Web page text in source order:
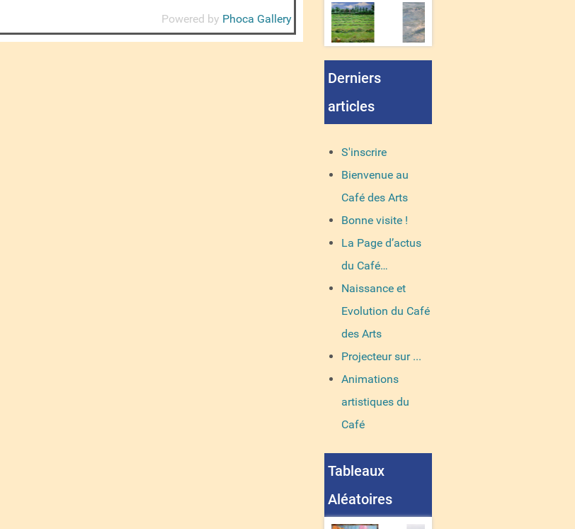
Powered by Phoca Gallery
Derniers
articles
S'inscrire
Bienvenue au
Café des Arts
Bonne visite !
La Page d’actus
du Café…
Naissance et
Evolution du Café
des Arts
Projecteur sur ...
Animations
artistiques du
Café
Tableaux
Aléatoires